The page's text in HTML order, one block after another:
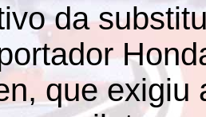
da
que exigiu